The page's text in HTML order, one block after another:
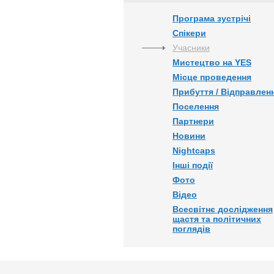
Програма зустрічі
Спікери
Учасники
Мистецтво на YES
Місце проведення
Прибуття /
Поселення
Партнери
Новини
Nightcaps
Інші події
Фото
Відео
Всесвітнє дослідження
щастя та політичних
поглядів